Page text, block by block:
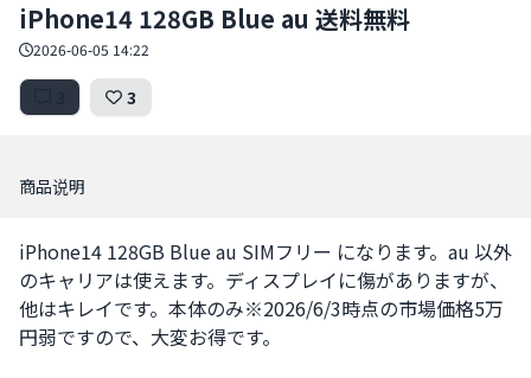
iPhone14 128GB Blue au 送料無料
2026-06-05 14:22
3
商品说明
iPhone14 128GB Blue au SIMフリー になります。au 以外
のキャリアは使えます。ディスプレイに傷がありますが、
他はキレイです。本体のみ※2026/6/3時点の市場価格5万
円弱ですので、大変お得です。